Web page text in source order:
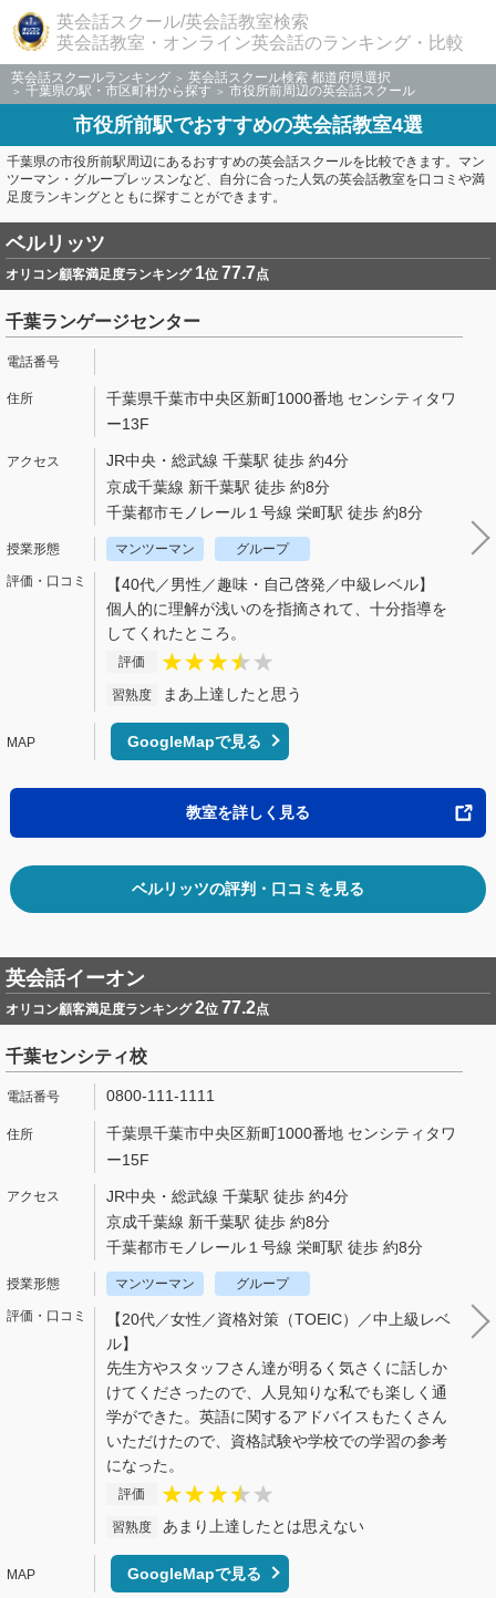
英会話スクール/英会話教室検索
英会話教室・オンライン英会話のランキング・比較
英会話スクールランキング
英会話スクール検索 都道府県選択
千葉県の駅・市区町村から探す
市役所前周辺の英会話スクール
市役所前駅でおすすめの英会話教室4選
千葉県の市役所前駅周辺にあるおすすめの英会話スクールを比較できます。マン
ツーマン・グループレッスンなど、自分に合った人気の英会話教室を口コミや満
足度ランキングとともに探すことができます。
ベルリッツ
オリコン顧客満足度ランキング 1位 77.7点
千葉ランゲージセンター
千葉県千葉市中央区新町1000番地 センシティタワ
ー13F
JR中央・総武線 千葉駅 徒歩 約4分
京成千葉線 新千葉駅 徒歩 約8分
千葉都市モノレール１号線 栄町駅 徒歩 約8分
マンツーマン グループ
【40代／男性／趣味・自己啓発／中級レベル】
個人的に理解が浅いのを指摘されて、十分指導を
してくれたところ。
評価
習熟度 まあ上達したと思う
GoogleMapで見る
教室を詳しく見る
ベルリッツの評判・口コミを見る
英会話イーオン
オリコン顧客満足度ランキング2位 77.2点
千葉センシティ校
0800-111-1111
千葉県千葉市中央区新町1000番地 センシティタワ
ー15F
JR中央・総武線 千葉駅 徒歩 約4分
京成千葉線 新千葉駅 徒歩 約8分
千葉都市モノレール１号線 栄町駅 徒歩 約8分
マンツーマン グループ
【20代／女性／資格対策（TOEIC）／中上級レベ
ル】
先生方やスタッフさん達が明るく気さくに話しか
けてくださったので、人見知りな私でも楽しく通
学ができた。英語に関するアドバイスもたくさん
いただけたので、資格試験や学校での学習の参考
になった。
評価
習熟度 あまり上達したとは思えない
GoogleMapで見る